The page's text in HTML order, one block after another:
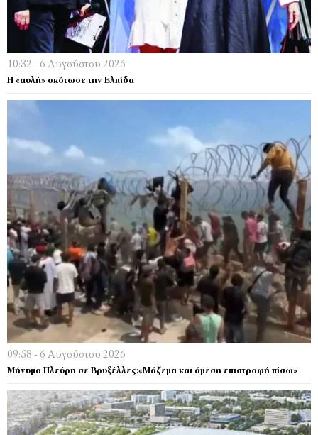
10:32 - 6 Αυγούστου 2026
Η «αυλή» σκότωσε την Ελπίδα
09:58 - 6 Αυγούστου 2026
Μήνυμα Πλεύρη σε Βρυξέλλες:«Μάζεμα και άμεση επιστροφή πίσω»